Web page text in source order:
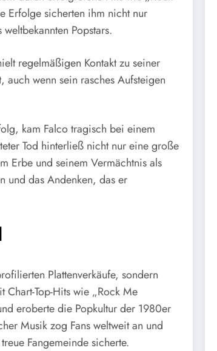
Erfolge sicherten ihm nicht nur
Popstars.
regelmäßigen Kontakt zu seiner
auch wenn sein rasches Aufsteigen
kam Falco tragisch bei einem
Tod hinterließ nicht nur eine große
Erbe und seinem Vermächtnis als
und das Andenken, das er
Plattenverkäufe, sondern
Top-Hits wie „Rock Me
eroberte die Popkultur der 1980er
Musik zog Fans weltweit an und
Fangemeinde sicherte.